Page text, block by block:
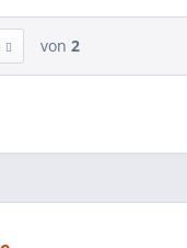
von 2